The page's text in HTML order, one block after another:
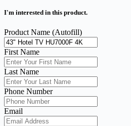
I'm interested in this product.
Product Name (Autofill)
First Name
Last Name
Phone Number
Email